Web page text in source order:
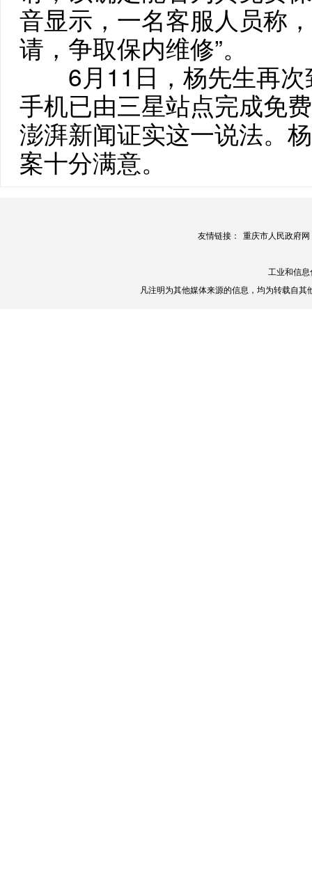
音显示，一名客服人员称
请，争取保内维修”。
6月11日，杨先生再次
手机已由三星站点完成免
澎湃新闻证实这一说法。
案十分满意。
友情链接： 重庆市人民政府网
工业和信
凡注明为其他媒体来源的信息，均为转载自